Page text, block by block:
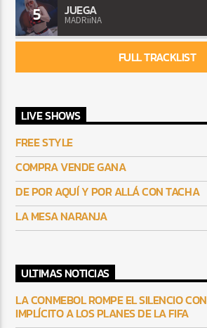
5 JUEGA
MADRiiNA
FULL TRACKLIST
LIVE SHOWS
FREE STYLE
COMPRA VENDE GANA
DE POR AQUÍ Y POR ALLÁ CON TACHA
LA MESA NARANJA
ULTIMAS NOTICIAS
LA CONMEBOL ROMPE EL SILENCIO
IMPLÍCITO A LOS PLANES DE LA FIFA